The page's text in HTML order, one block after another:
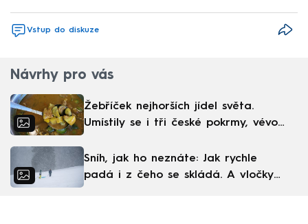
Vstup do diskuze
Návrhy pro vás
Žebříček nejhorších jídel světa.
Umístily se i tři české pokrmy, vévodí
Sníh, jak ho neznáte: Jak rychle
padá i z čeho se skládá. A vločky